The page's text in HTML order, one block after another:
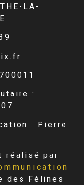
LA-
:
: Pierre
réalisé par
des Félines